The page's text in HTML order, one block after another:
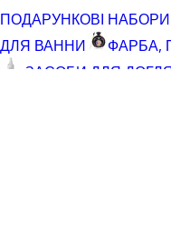
ПОДАРУНКОВІ
ДЛЯ ВАННИ
ФАРБА,
ЗАСОБИ ДЛЯ